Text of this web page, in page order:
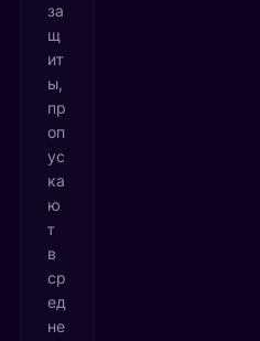
за
щ
ит
ы,
пр
оп
ус
ка
ю
т
в
ср
ед
не